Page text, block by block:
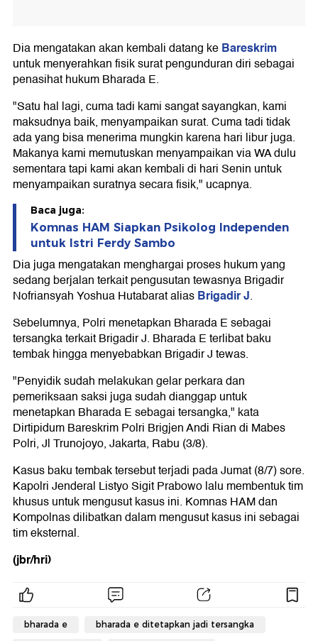
Dia mengatakan akan kembali datang keBareskrim
untuk menyerahkan fisik surat pengunduran diri sebagai
penasihat hukum Bharada E.
"Satu hal lagi, cuma tadi kami sangat sayangkan, kami
maksudnya baik, menyampaikan surat. Cuma tadi tidak
ada yang bisa menerima mungkin karena hari libur juga.
Makanya kami memutuskan menyampaikan via WA dulu
sementara tapi kami akan kembali di hari Senin untuk
menyampaikan suratnya secara fisik," ucapnya.
Baca juga:
Komnas HAM Siapkan Psikolog Independen
untuk Istri Ferdy Sambo
Dia juga mengatakan menghargai proses hukum yang
sedang berjalan terkait pengusutan tewasnya Brigadir
Nofriansyah Yoshua Hutabarat aliasBrigadir J.
Sebelumnya, Polri menetapkan Bharada E sebagai
tersangka terkait Brigadir J. Bharada E terlibat baku
tembak hingga menyebabkan Brigadir J tewas.
"Penyidik sudah melakukan gelar perkara dan
pemeriksaan saksi juga sudah dianggap untuk
menetapkan Bharada E sebagai tersangka," kata
Dirtipidum Bareskrim Polri Brigjen Andi Rian di Mabes
Polri, Jl Trunojoyo, Jakarta, Rabu (3/8).
Kasus baku tembak tersebut terjadi pada Jumat (8/7) sore.
Kapolri Jenderal Listyo Sigit Prabowo lalu membentuk tim
khusus untuk mengusut kasus ini. Komnas HAM dan
Kompolnas dilibatkan dalam mengusut kasus ini sebagai
tim eksternal.
(jbr/hri)
bharada e bharada e ditetapkan jadi tersangka